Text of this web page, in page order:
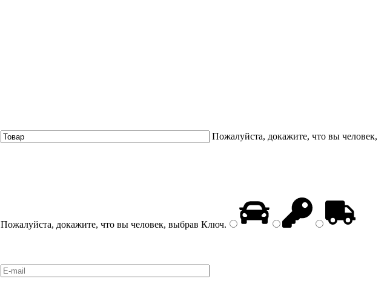
Пожалуйста, докажите, что вы человек,
Пожалуйста, докажите, что вы человек, выбрав Ключ.